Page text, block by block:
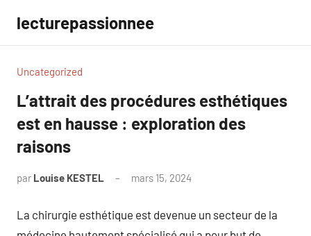
contenu
lecturepassionnee
Uncategorized
L’attrait des procédures esthétiques
est en hausse : exploration des
raisons
par Louise KESTEL mars 15, 2024
La chirurgie esthétique est devenue un secteur de la